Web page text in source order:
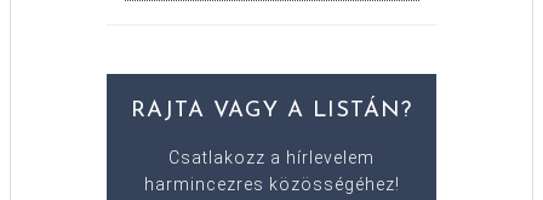
RAJTA VAGY A LISTÁN?
Csatlakozz a hírlevelem
harmincezres közösségéhez!